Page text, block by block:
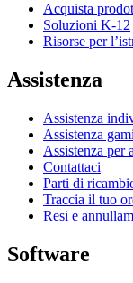
Acquista
Soluzioni K-12
Risorse per
Assistenza
Assistenza
Assistenza
Assistenza per
Contattaci
Parti di
Traccia il tuo
Resi e
Software